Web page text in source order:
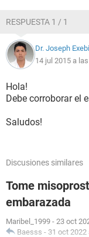
RESPUESTA 1 / 1
Dr. Joseph
14 jul 2015 a
Hola!
Debe corroborar el
Saludos!
Discusiones similares
Tome
embarazada
Maribel_1999 - 23 oct
Baesss - 31 oct 2022